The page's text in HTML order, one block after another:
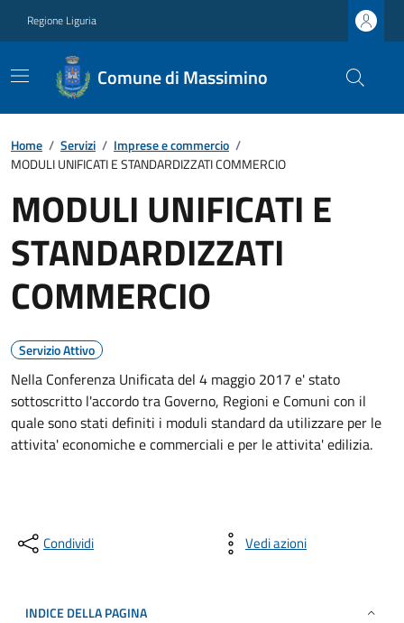
Regione Liguria
Comune di Massimino
Home / Servizi / Imprese e commercio /
MODULI UNIFICATI E STANDARDIZZATI COMMERCIO
MODULI UNIFICATI E
STANDARDIZZATI
COMMERCIO
Servizio Attivo
Nella Conferenza Unificata del 4 maggio 2017 e' stato
sottoscritto l'accordo tra Governo, Regioni e Comuni con il
quale sono stati definiti i moduli standard da utilizzare per le
attivita' economiche e commerciali e per le attivita' edilizia.
Condividi Vedi azioni
INDICE DELLA PAGINA